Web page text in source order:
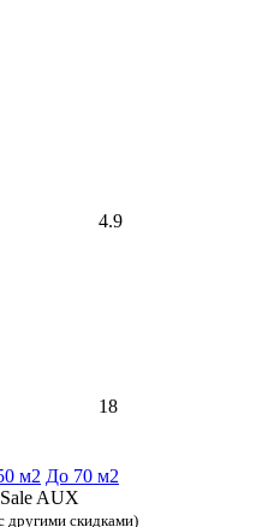
4.9
18
м2 До 70 м2
AUX
другими скидками)